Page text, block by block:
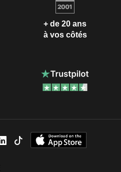
+ de 20 ans
à vos côtés